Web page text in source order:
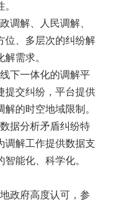
调解、人民调解、
位、多层次的纠纷解
需求。
下一体化的调解平
提交纠纷，平台提供
的时空地域限制。
据分析矛盾纠纷特
调解工作提供数据支
能化、科学化。
政府高度认可，参